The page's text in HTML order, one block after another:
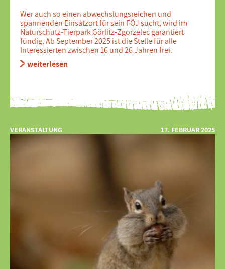
Wer auch so einen abwechslungsreichen und
spannenden Einsatzort für sein FÖJ sucht, wird im
Naturschutz-Tierpark Görlitz-Zgorzelec garantiert
fündig. Ab September 2025 ist die Stelle für alle
Interessierten zwischen 16 und 26 Jahren frei.
weiterlesen
VERANSTALTUNG 17. FEBRUAR 2025